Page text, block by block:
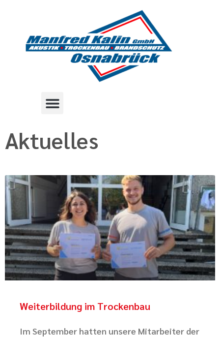
Aktuelles
Weiterbildung im Trockenbau
Im September hatten unsere Mitarbeiter der